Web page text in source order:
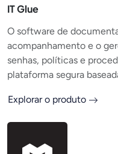
IT Glue
O software de
acompanhamento e o
senhas, políticas e
plataforma segura
Explorar o produto